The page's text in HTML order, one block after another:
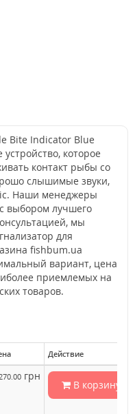
Bite Indicator Blue
которое
контакт рыбы со
слышимые звуки,
Наши менеджеры
выбором лучшего
мы
для
fishbum.ua
вариант, цена
приемлемых на
товаров.
Действие
грн
В корзину